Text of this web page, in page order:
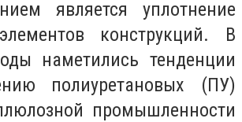
является уплотнение
конструкций. В
наметились тенденции
полиуретановых (ПУ)
промышленности